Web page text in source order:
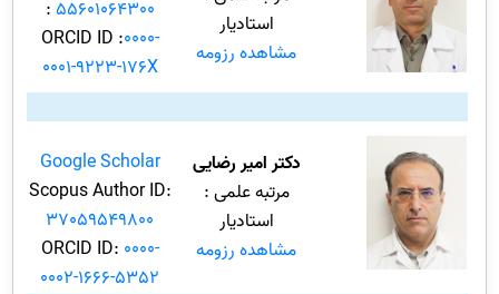
استادیار
مشاهده رزومه
: 55601064300
ORCID ID :0000-
0001-9223-176X
دکتر امیر رضایی
مرتبه علمی :
استادیار
مشاهده رزومه
Google Scholar
Scopus Author ID:
37059549800
ORCID ID: 0000-
0002-1666-5352